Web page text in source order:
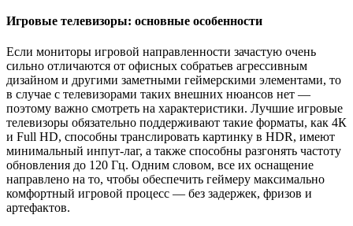
Игровые телевизоры: основные особенности
Если мониторы игровой направленности зачастую очень
сильно отличаются от офисных собратьев агрессивным
дизайном и другими заметными геймерскими элементами, то
в случае с телевизорами таких внешних нюансов нет —
поэтому важно смотреть на характеристики. Лучшие игровые
телевизоры обязательно поддерживают такие форматы, как 4К
и Full HD, способны транслировать картинку в HDR, имеют
минимальный инпут-лаг, а также способны разгонять частоту
обновления до 120 Гц. Одним словом, все их оснащение
направлено на то, чтобы обеспечить геймеру максимально
комфортный игровой процесс — без задержек, фризов и
артефактов.